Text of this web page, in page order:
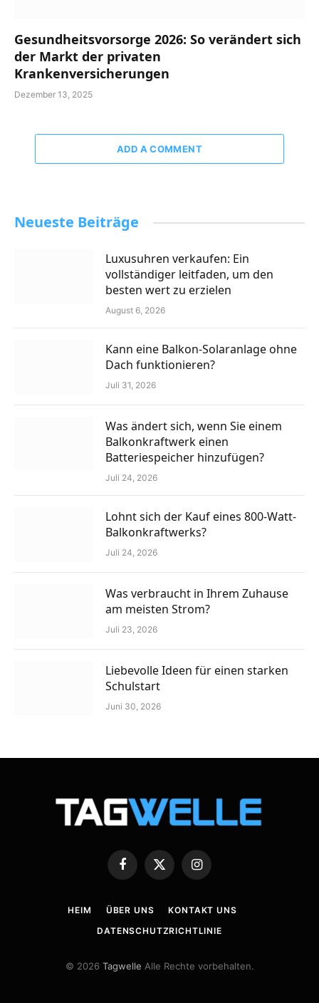
Gesundheitsvorsorge 2026: So verändert sich
der Markt der privaten
Krankenversicherungen
Dezember 13, 2025
ADD A COMMENT
Neueste Beiträge
Luxusuhren verkaufen: Ein
vollständiger leitfaden, um den
besten wert zu erzielen
August 6, 2026
Kann eine Balkon-Solaranlage ohne
Dach funktionieren?
Juli 31, 2026
Was ändert sich, wenn Sie einem
Balkonkraftwerk einen
Batteriespeicher hinzufügen?
Juli 24, 2026
Lohnt sich der Kauf eines 800-Watt-
Balkonkraftwerks?
Juli 24, 2026
Was verbraucht in Ihrem Zuhause
am meisten Strom?
Juli 23, 2026
Liebevolle Ideen für einen starken
Schulstart
Juni 30, 2026
Facebook
X
Instagram
HEIM ÜBER UNS
KONTAKT UNS
DATENSCHUTZRICHTLINIE
© 2026 Tagwelle Alle Rechte vorbehalten.